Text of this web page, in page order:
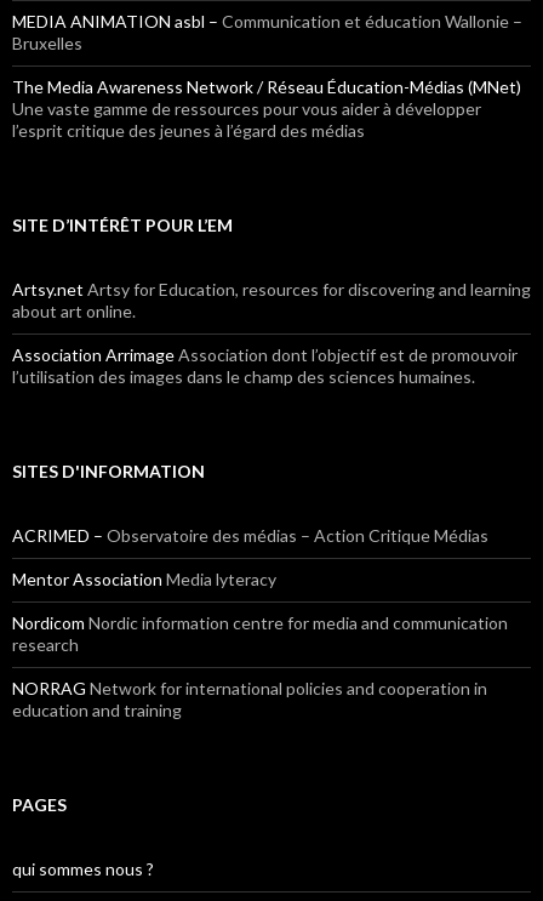
MEDIA ANIMATION asbl – Communication et éducation Wallonie –
Bruxelles
The Media Awareness Network / Réseau Éducation-Médias (MNet)
Une vaste gamme de ressources pour vous aider à développer
l’esprit critique des jeunes à l’égard des médias
SITE D’INTÉRÊT POUR L’EM
Artsy.net Artsy for Education, resources for discovering and learning
about art online.
Association ArrimageAssociation dont l’objectif est de promouvoir
l’utilisation des images dans le champ des sciences humaines.
SITES D'INFORMATION
ACRIMED – Observatoire des médias – Action Critique Médias
Mentor Association Media lyteracy
Nordicom Nordic information centre for media and communication
research
NORRAG Network for international policies and cooperation in
education and training
PAGES
qui sommes nous ?